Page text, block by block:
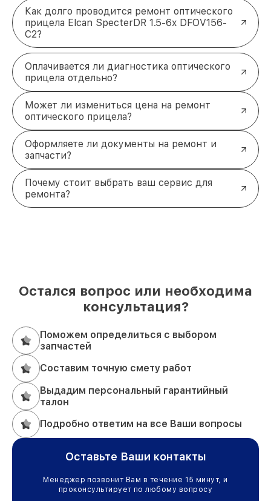
Как долго проводится ремонт оптического
прицела Elcan SpecterDR 1.5-6x DFOV156-
C2?
Оплачивается ли диагностика оптического
прицела отдельно?
Может ли измениться цена на ремонт
оптического прицела?
Оформляете ли документы на ремонт и
запчасти?
Почему стоит выбрать ваш сервис для
ремонта?
Остался вопрос или необходима
консультация?
Поможем определиться с выбором
запчастей
Составим точную смету работ
Выдадим персональный гарантийный
талон
Подробно ответим на все Ваши вопросы
Оставьте Ваши контакты
Менеджер позвонит Вам в течение 15 минут, и
проконсультирует по любому вопросу